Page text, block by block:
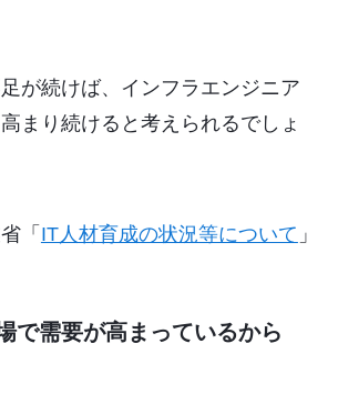
が続けば、インフラエンジニア
まり続けると考えられるでしょ
「 IT人材育成の状況等について 」
で需要が高まっているから